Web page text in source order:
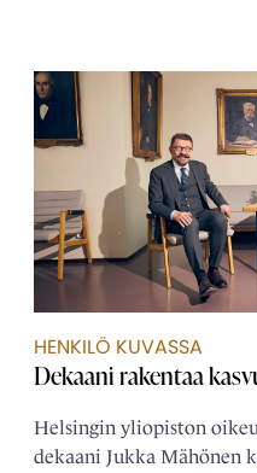
HENKILÖ KUVASSA
Dekaani rakentaa
Helsingin yliopiston
dekaani Jukka Mähönen